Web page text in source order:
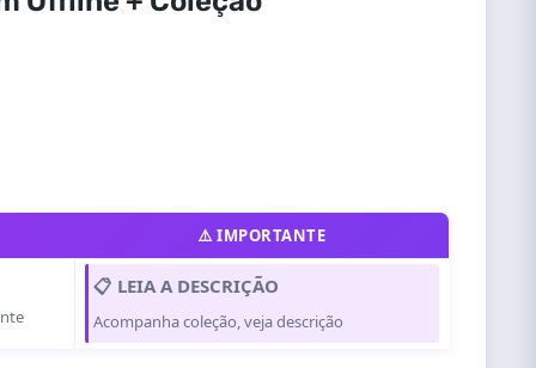
⚠️ IMPORTANTE
📋 LEIA A DESCRIÇÃO
Acompanha coleção, veja descrição